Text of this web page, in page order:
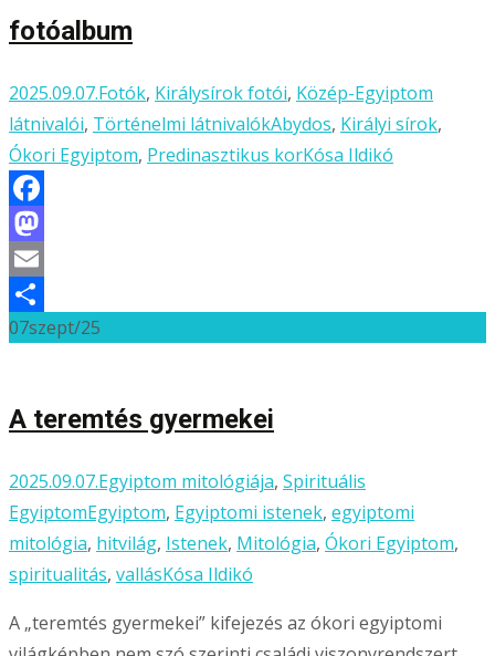
fotóalbum
2025.09.07.Fotók, Királysírok fotói, Közép-Egyiptom
látnivalói, Történelmi látnivalókAbydos, Királyi sírok,
Ókori Egyiptom, Predinasztikus korKósa Ildikó
Facebook
Mastodon
Email
Ossza
07szept/25
A teremtés gyermekei
2025.09.07.Egyiptom mitológiája, Spirituális
EgyiptomEgyiptom, Egyiptomi istenek, egyiptomi
mitológia, hitvilág, Istenek, Mitológia, Ókori Egyiptom,
spiritualitás, vallásKósa Ildikó
A „teremtés gyermekei” kifejezés az ókori egyiptomi